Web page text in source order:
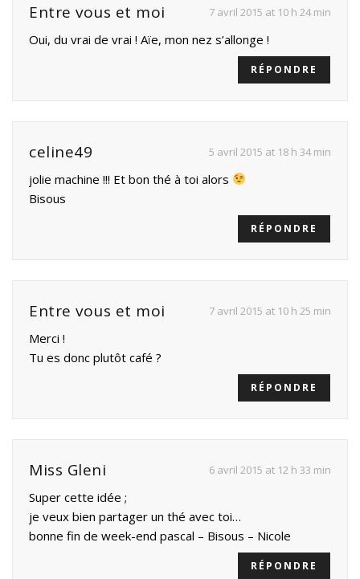
Entre vous et moi 7 avril 2015 at 10 h 24 min
Oui, du vrai de vrai ! Aïe, mon nez s’allonge !
RÉPONDRE
celine49 5 avril 2015 at 18 h 34 min
jolie machine !!! Et bon thé à toi alors
Bisous
RÉPONDRE
Entre vous et moi 7 avril 2015 at 10 h 25 min
Merci !
Tu es donc plutôt café ?
RÉPONDRE
Miss Gleni 6 avril 2015 at 12 h 33 min
Super cette idée ;
je veux bien partager un thé avec toi…
bonne fin de week-end pascal – Bisous – Nicole
RÉPONDRE